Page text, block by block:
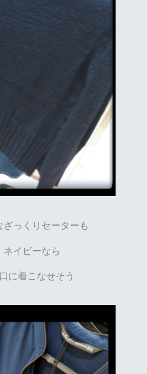
ざっくりセーターも
ネイビーなら
に着こなせそう